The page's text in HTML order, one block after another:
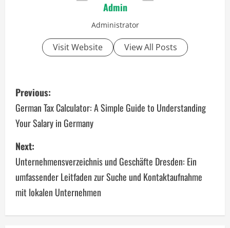
Admin
Administrator
Visit Website View All Posts
P
o
s
t
n
a
v
Previous:
German Tax Calculator: A Simple Guide to Understanding
Your Salary in Germany
Next:
Unternehmensverzeichnis und Geschäfte Dresden: Ein
umfassender Leitfaden zur Suche und Kontaktaufnahme
mit lokalen Unternehmen